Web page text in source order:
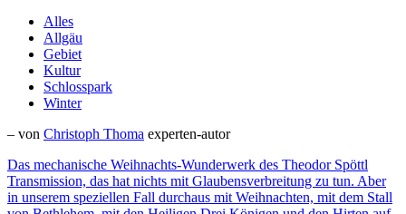
Alles
Allgäu
Gebiet
Kultur
Schlosspark
Winter
– von Christoph Thoma experten-autor
Das mechanische Weihnachts-Wunderwerk des Theodor Spöttl
Transmission, das hat nichts mit Glaubensverbreitung zu tun. Aber
in unserem speziellen Fall durchaus mit Weihnachten, mit dem Stall